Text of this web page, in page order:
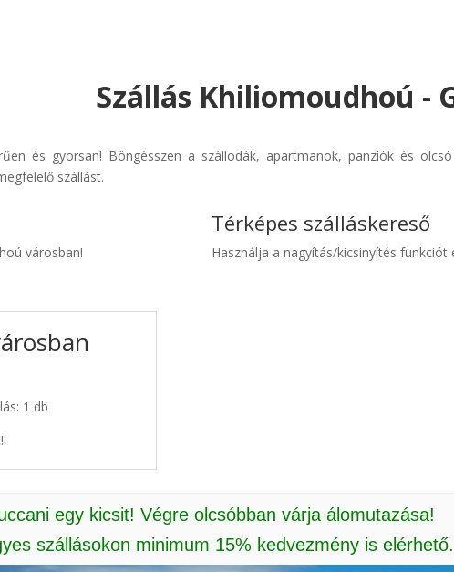
Szállás Khiliomoudhoú -
és gyorsan! Böngésszen a szállodák, apartmanok, panziók és
szállást.
városban!
1 db
Térképes szálláskereső
Használja a nagyítás/kicsinyítés
egy kicsit! Végre olcsóbban várja álomutazása!
szállásokon minimum 15% kedvezmény is elérhető.